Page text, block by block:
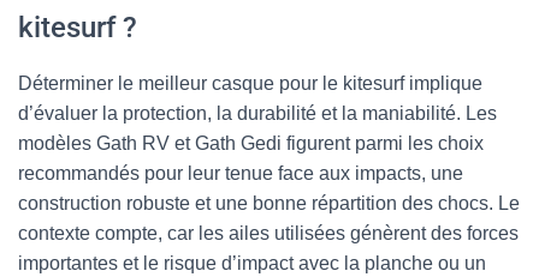
kitesurf ?
Déterminer le meilleur casque pour le kitesurf implique
d’évaluer la protection, la durabilité et la maniabilité. Les
modèles Gath RV et Gath Gedi figurent parmi les choix
recommandés pour leur tenue face aux impacts, une
construction robuste et une bonne répartition des chocs. Le
contexte compte, car les ailes utilisées génèrent des forces
importantes et le risque d’impact avec la planche ou un